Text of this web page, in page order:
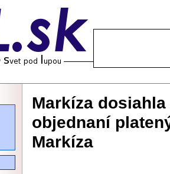
Markíza
objednaní
Markíza